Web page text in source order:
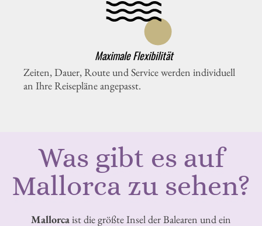
Maximale Flexibilität
Zeiten, Dauer, Route und Service werden individuell
an Ihre Reisepläne angepasst.
Was gibt es auf
Mallorca zu sehen?
Mallorcaist die größte Insel der Balearen und ein